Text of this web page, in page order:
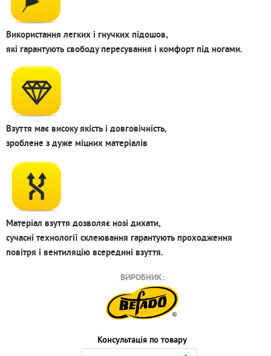
Використання легких і гнучких підошов,
які гарантують свободу пересування і комфорт під ногами.
Взуття має високу якість і довговічність,
зроблене з дуже міцних матеріалів
Матеріал взуття дозволяє нозі дихати,
сучасні технології склеювання гарантують проходження
повітря і вентиляцію всередині взуття.
ВИРОБНИК:
Консультація по товару